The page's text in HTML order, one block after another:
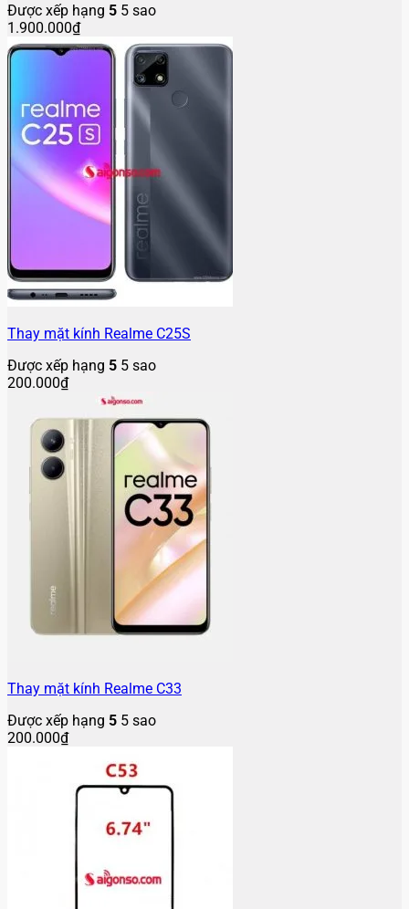
Được xếp hạng 5 5 sao
1.900.000₫
Thay mặt kính Realme C25S
Được xếp hạng 5 5 sao
200.000₫
Thay mặt kính Realme C33
Được xếp hạng 5 5 sao
200.000₫